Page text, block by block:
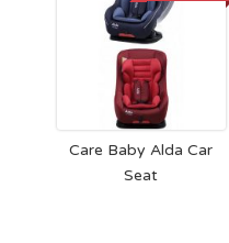
Care Baby Alda Car
Seat